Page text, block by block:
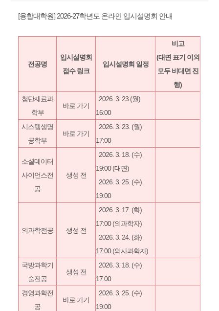
[융합대학원] 2026-27학년도 온라인 입시설명회 안내
전공명
입시설명회
접수 링크
입시설명회 일정
비고
(대면 표기 이외
모두 비대면 진
행)
첨단재료과
학부
바로 가기
2026. 3. 23.(월)
16:00
시스템생명
공학부
바로 가기
2026. 3. 23. (월)
17:00
소셜데이터
사이언스전
공
생성 전​
2026. 3. 18. (수)
19:00 (대면)​
2026. 3. 25. (수)
19:00​​
의과학전공 생성 전​
2026. 3. 17. (화)
17:00 (의과학자)
2026. 3. 24. (화)
17:00​ (의사과학자)
국방과학기
술전공
생성 전​
2026. 3. 18. (수)
17:00​
경영과학전
공
바로 가기
2026. 3. 25. (수)
19:00​​​